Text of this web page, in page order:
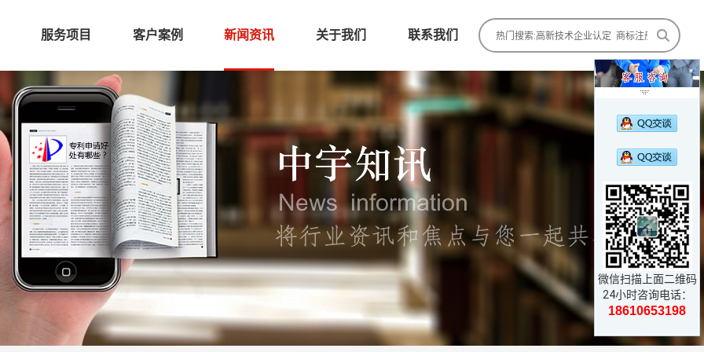
服务项目 客户案例 新闻资讯 关于我们 联系我们 
微信扫描上面二维码
24小时咨询电话：
18610653198